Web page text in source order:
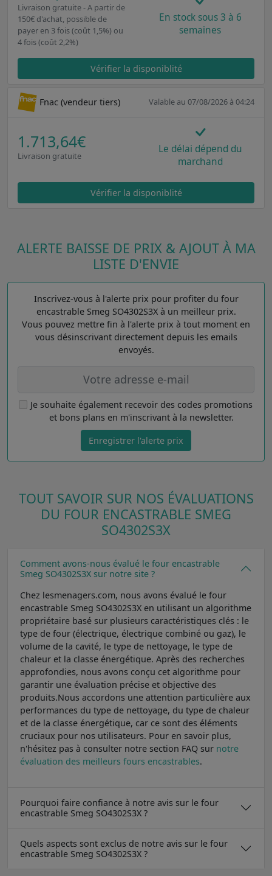
Livraison gratuite - A partir de
150€ d'achat, possible de
payer en 3 fois (coût 1,5%) ou
4 fois (coût 2,2%)
En stock sous 3 à 6
semaines
Vérifier la disponiblité
Fnac (vendeur tiers) Valable au 07/08/2026 à 04:24
1.713,64€
Livraison gratuite
Le délai dépend du
marchand
Vérifier la disponiblité
ALERTE BAISSE DE PRIX & AJOUT À MA
LISTE D'ENVIE
Inscrivez-vous à l'alerte prix pour profiter du four
encastrable Smeg SO4302S3X à un meilleur prix.
Vous pouvez mettre fin à l'alerte prix à tout moment en
vous désinscrivant directement depuis les emails
envoyés.
Je souhaite également recevoir des codes promotions
et bons plans en m'inscrivant à la newsletter.
Enregistrer l'alerte prix
TOUT SAVOIR SUR NOS ÉVALUATIONS
DU FOUR ENCASTRABLE SMEG
SO4302S3X
Comment avons-nous évalué le four encastrable
Smeg SO4302S3X sur notre site ?
Chez lesmenagers.com, nous avons évalué le four
encastrable Smeg SO4302S3X en utilisant un algorithme
propriétaire basé sur plusieurs caractéristiques clés : le
type de four (électrique, électrique combiné ou gaz), le
volume de la cavité, le type de nettoyage, le type de
chaleur et la classe énergétique. Après des recherches
approfondies, nous avons conçu cet algorithme pour
garantir une évaluation précise et objective des
produits.Nous accordons une attention particulière aux
performances du type de nettoyage, du type de chaleur
et de la classe énergétique, car ce sont des éléments
cruciaux pour nos utilisateurs. Pour en savoir plus,
n'hésitez pas à consulter notre section FAQ sur notre
évaluation des meilleurs fours encastrables.
Pourquoi faire confiance à notre avis sur le four
encastrable Smeg SO4302S3X ?
Quels aspects sont exclus de notre avis sur le four
encastrable Smeg SO4302S3X ?